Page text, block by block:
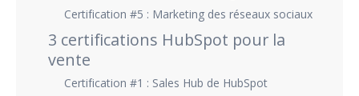
Certification #5 : Marketing des réseaux sociaux
3 certifications HubSpot pour la
vente
Certification #1 : Sales Hub de HubSpot